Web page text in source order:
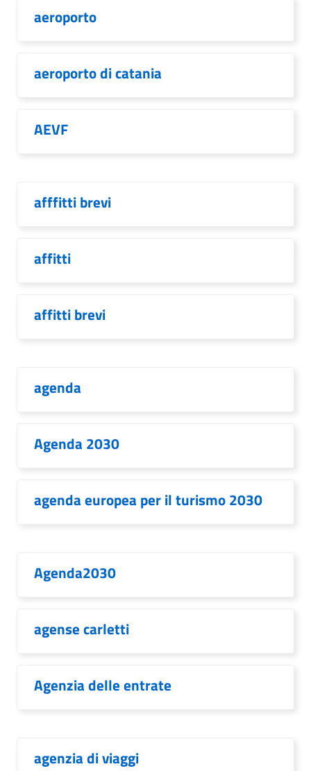
aeroporto
aeroporto di catania
AEVF
afffitti brevi
affitti
affitti brevi
agenda
Agenda 2030
agenda europea per il turismo 2030
Agenda2030
agense carletti
Agenzia delle entrate
agenzia di viaggi